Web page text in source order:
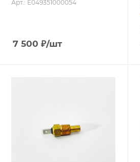
Арт.: E049351000054
7 500 ₽/шт